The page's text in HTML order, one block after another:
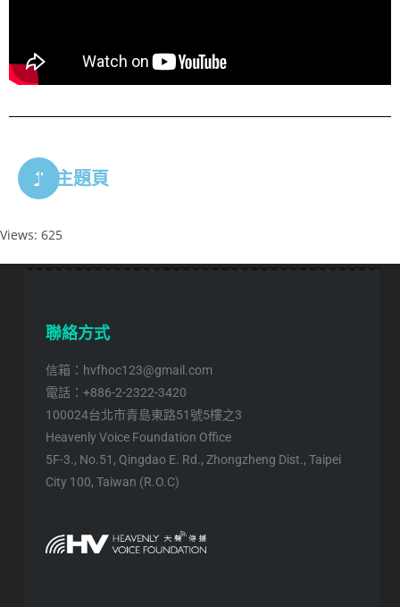
回主題頁
Views: 625
聯絡方式
信箱：hvfhoc123@gmail.com
電話：+886-2-2322-3420
100024台北市青島東路51號5樓之3
Heavenly Voice Foundation Office
5F-3., No.51, Qingdao E. Rd., Zhongzheng Dist., Taipei
City 100, Taiwan (R.O.C)